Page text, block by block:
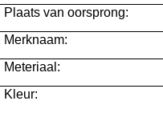
Plaats van oorsprong:
Merknaam:
Meteriaal:
Kleur: